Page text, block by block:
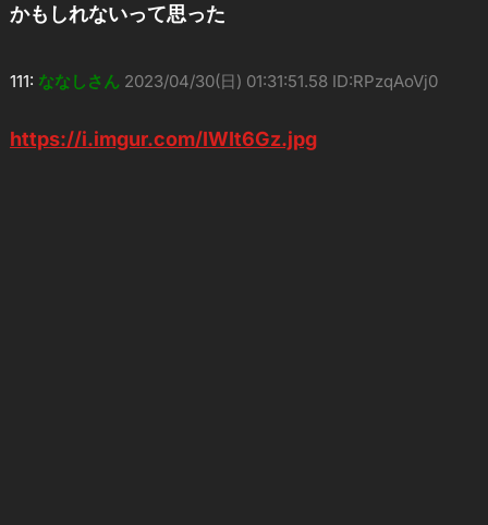
かもしれないって思った
111: ななしさん 2023/04/30(日) 01:31:51.58 ID:RPzqAoVj0
https://i.imgur.com/IWIt6Gz.jpg